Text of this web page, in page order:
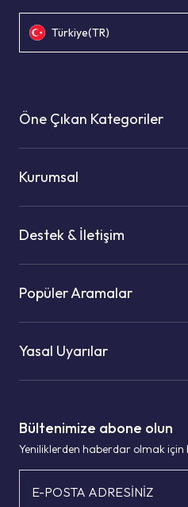
Bültenimize abone olun
Yeniliklerden haberdar olmak için
E-POSTA ADRESİNİZ
Türkiye(TR)
Öne Çıkan Kategoriler
Kurumsal
Destek & İletişim
Popüler Aramalar
Yasal Uyarılar